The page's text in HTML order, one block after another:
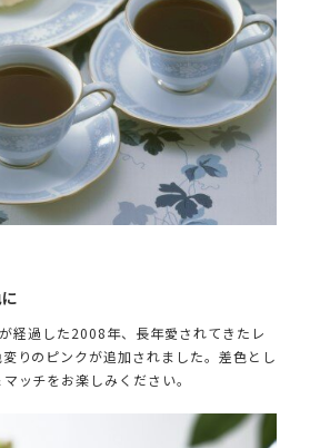
経過した2008年、長年愛されてきたレ
りのピンクが追加されました。差色とし
ッチをお楽しみください。